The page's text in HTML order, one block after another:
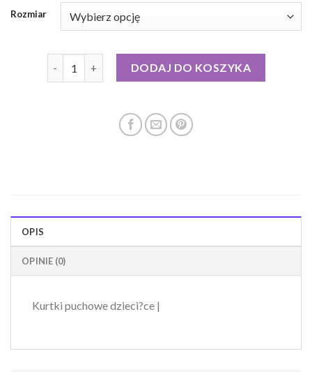
Rozmiar
ilość kurtki puchowe dla dzieciDODAJ DO KOSZYKA
OPIS
OPINIE (0)
Kurtki puchowe dzieci?ce |